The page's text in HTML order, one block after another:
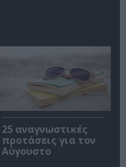
25 αναγνωστικές
προτάσεις για τον
Αύγουστο